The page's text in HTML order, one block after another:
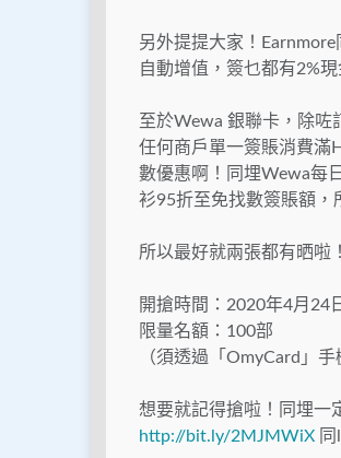
另外提提大家！
自動增值，簽乜都有2%現
至於Wewa 銀聯卡，除
任何商戶單一簽賬消費滿
數優惠啊！同埋Wewa每
衫95折至免找數簽賬額，
所以最好就兩張都有晒啦！
開搶時間：2020年4月24
限量名額：100部
（須透過「OmyCard」
想要就記得搶啦！同埋一
http://bit.ly/2MJMWiX